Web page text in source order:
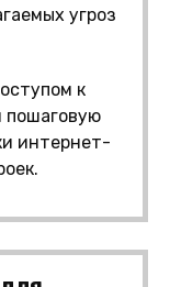
угроз
к
пошаговую
интернет-